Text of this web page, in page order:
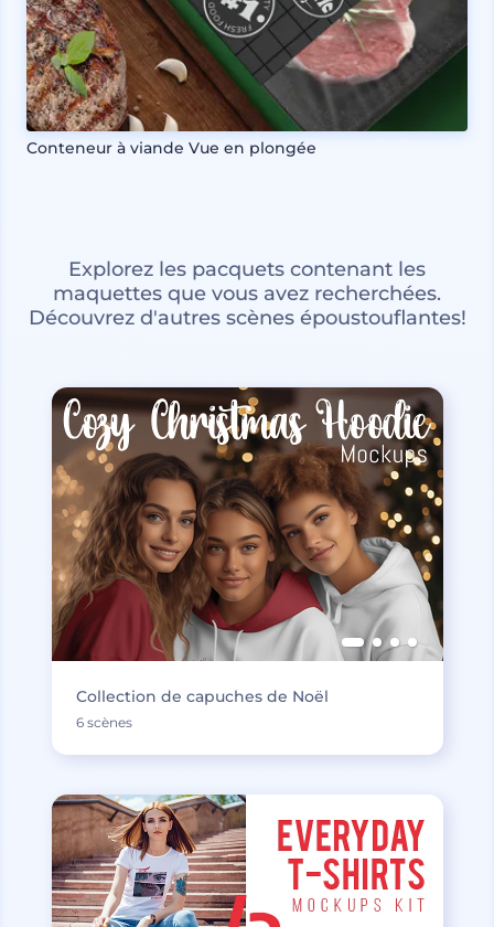
Conteneur à viande Vue en plongée
Explorez les pacquets contenant les
maquettes que vous avez recherchées.
Découvrez d'autres scènes époustouflantes!
Collection de capuches de Noël
6 scènes